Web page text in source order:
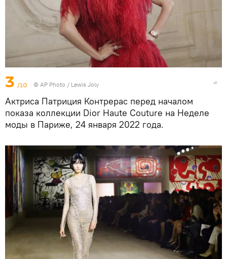
3 /10 © AP Photo / Lewis Joly
Актриса Патриция Контрерас перед началом
показа коллекции Dior Haute Couture на Неделе
моды в Париже, 24 января 2022 года.